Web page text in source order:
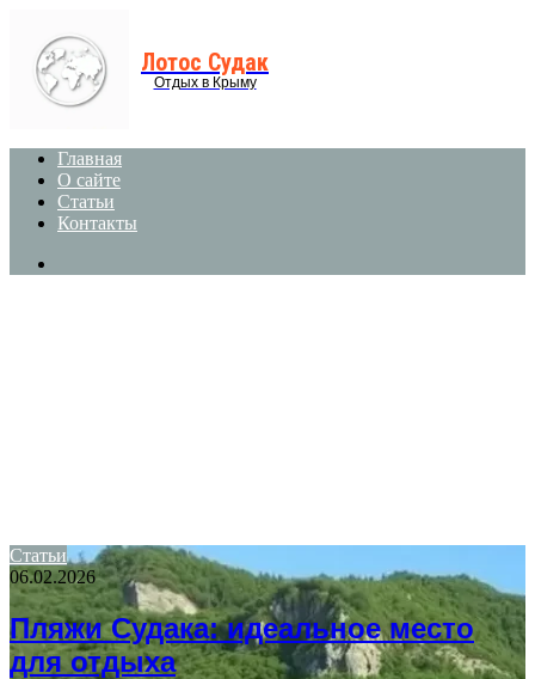
Лотос Судак
Отдых в Крыму
Главная
О сайте
Статьи
Контакты
Статьи
06.02.2026
Пляжи Судака: идеальное место
для отдыха